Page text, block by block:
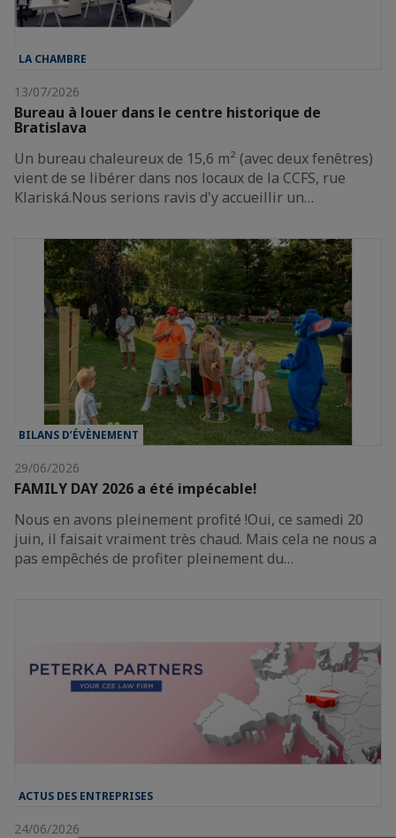
LA CHAMBRE
13/07/2026
Bureau à louer dans le centre historique de
Bratislava
Un bureau chaleureux de 15,6 m² (avec deux fenêtres)
vient de se libérer dans nos locaux de la CCFS, rue
Klariská.Nous serions ravis d'y accueillir un…
BILANS D’ÉVÈNEMENT
29/06/2026
FAMILY DAY 2026 a été impécable!
Nous en avons pleinement profité !Oui, ce samedi 20
juin, il faisait vraiment très chaud. Mais cela ne nous a
pas empêchés de profiter pleinement du…
ACTUS DES ENTREPRISES
24/06/2026